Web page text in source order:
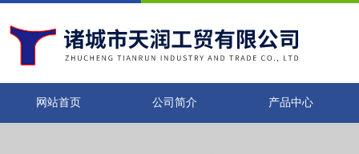
网站首页 公司简介 产品中心